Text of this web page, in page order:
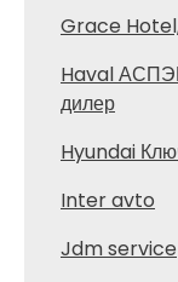
Grace
Haval
дилер
Hyundai
Inter avto
Jdm service